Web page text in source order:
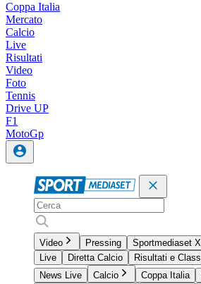
Coppa Italia
Mercato
Calcio
Live
Risultati
Video
Foto
Tennis
Drive UP
F1
MotoGp
Video Pressing Sportmediaset
Live
Diretta Calcio
Risultati e
News Live
Calcio Coppa Italia